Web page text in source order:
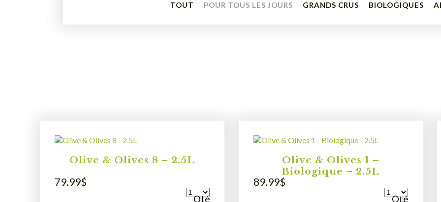
TOUT POUR TOUS LES JOURS GRANDS CRUS BIOLOGIQUES
Olive & Olives 8 – 2.5L
79.99$
Qté
Olive & Olives 1 –
Biologique – 2.5L
89.99$
Qté